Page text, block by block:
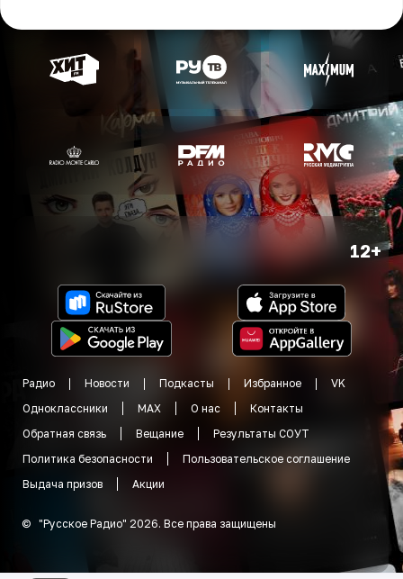
12+
Радио Новости Подкасты Избранное
VK
Одноклассники
MAX О нас
Контакты
Обратная связь
Вещание
Результаты СОУТ
Политика безопасности
Пользовательское соглашение
Выдача призов
Акции
© "Русское Радио" 2026. Все права защищены